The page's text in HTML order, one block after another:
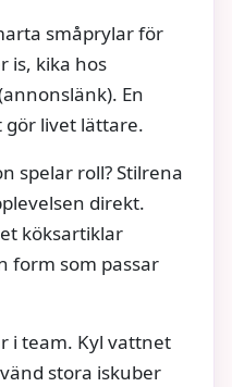
småprylar för
is, kika hos
En
livet lättare.
spelar roll? Stilrena
direkt.
köksartiklar
form som passar
i team. Kyl vattnet
stora iskuber